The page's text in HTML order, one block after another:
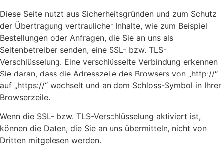
Diese Seite nutzt aus Sicherheitsgründen und zum Schutz
der Übertragung vertraulicher Inhalte, wie zum Beispiel
Bestellungen oder Anfragen, die Sie an uns als
Seitenbetreiber senden, eine SSL- bzw. TLS-
Verschlüsselung. Eine verschlüsselte Verbindung erkennen
Sie daran, dass die Adresszeile des Browsers von „http://“
auf „https://“ wechselt und an dem Schloss-Symbol in Ihrer
Browserzeile.
Wenn die SSL- bzw. TLS-Verschlüsselung aktiviert ist,
können die Daten, die Sie an uns übermitteln, nicht von
Dritten mitgelesen werden.